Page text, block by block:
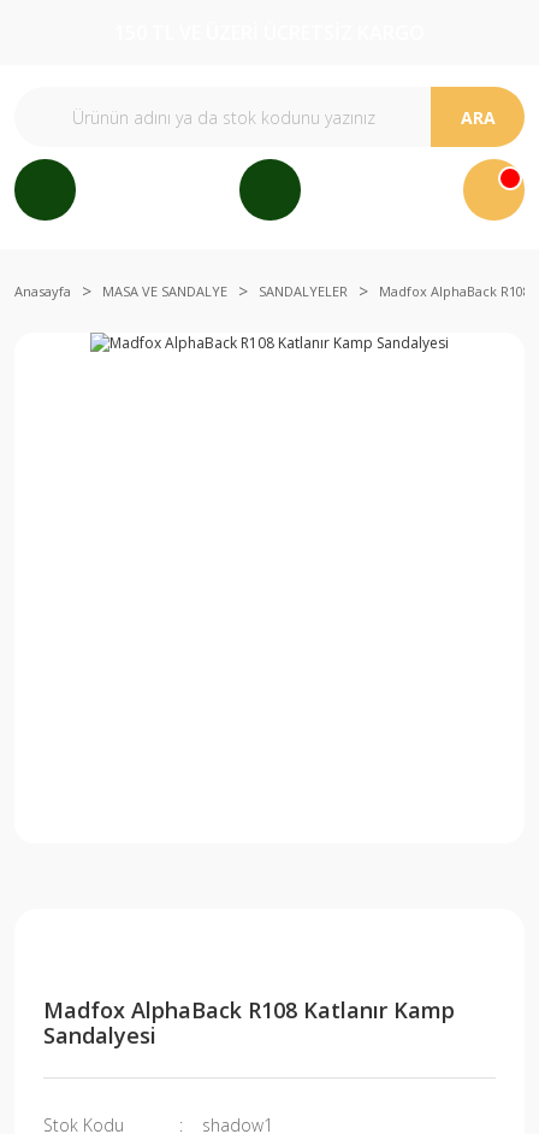
ARA
Anasayfa MASA VE SANDALYE SANDALYELER Madfox AlphaBack R108
Madfox AlphaBack R108 Katlanır Kamp
Sandalyesi
Stok Kodu
shadow1